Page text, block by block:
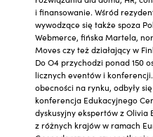
i finansowanie. Wśród
wywodzące się także spoza
Webmerce, fińska Martela,
Moves czy też działający w
Do O4 przychodzi ponad 150
licznych eventów i
obecności na rynku, odbyły
konferencja Edukacyjnego
dyskusyjny ekspertów z Olivia
z różnych krajów w ramach